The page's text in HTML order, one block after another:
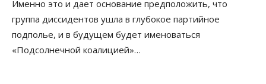
Именно это и дает основание предположить, что
группа диссидентов ушла в глубокое партийное
подполье, и в будущем будет именоваться
«Подсолнечной коалицией»…